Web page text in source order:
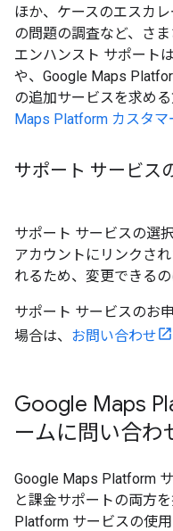
ほか、ケースのエスカ
の問題の調査など、さ
エンハンスト サポート
や、Google Maps
の追加サービスを求め
Maps Platform カスタマ
サポート サービス
サポート サービスの選
アカウントにリンクさ
れるため、変更できるの
サポート サービスのお
場合は、 お問い合わせ
Google Maps
ームに問い合わ
Google Maps Platform
と課金サポートの両方
Platform サービスの使